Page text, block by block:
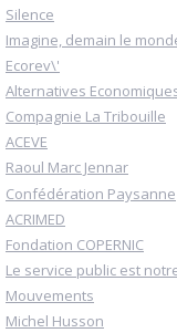
Silence
Imagine, demain le
Ecorev\'
Alternatives
Compagnie La Tribouille
ACEVE
Raoul Marc Jennar
Confédération Paysanne
ACRIMED
Fondation COPERNIC
Le service public est
Mouvements
Michel Husson